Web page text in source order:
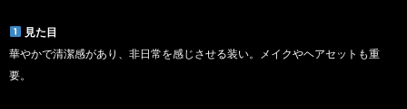
見た目
華やかで清潔感があり、非日常を感じさせる装い。メイクやヘアセットも重
要。